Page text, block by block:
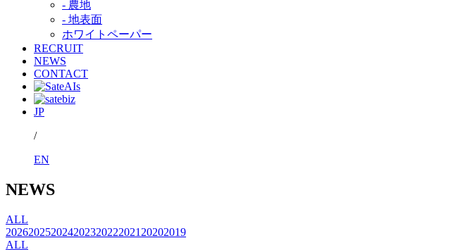
- 農地
- 地表面
ホワイトペーパー
RECRUIT
NEWS
CONTACT
JP
/
EN
NEWS
ALL
202620252024202320222021 20202019
ALL